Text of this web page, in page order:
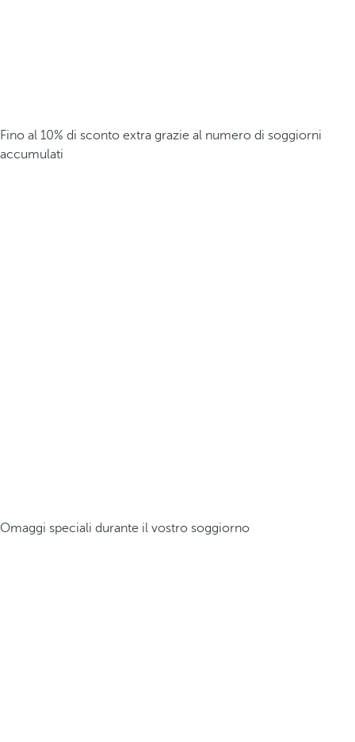
Fino al 10% di sconto extra grazie al numero di soggiorni
accumulati
Omaggi speciali durante il vostro soggiorno